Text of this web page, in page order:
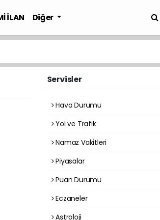
İLAN Diğer
Servisler
Hava Durumu
Yol ve Trafik
Namaz Vakitleri
Piyasalar
Puan Durumu
Eczaneler
Astroloji